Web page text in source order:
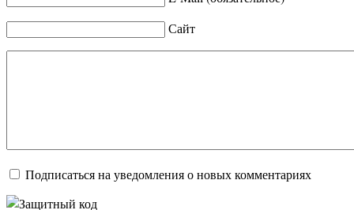
Сайт
Подписаться на уведомления о новых комментариях